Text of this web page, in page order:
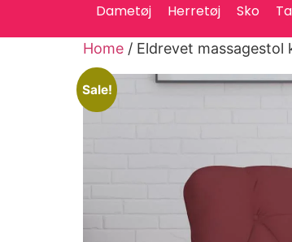
Dametøj Herretøj Sko
Home / Eldrevet
Sale!